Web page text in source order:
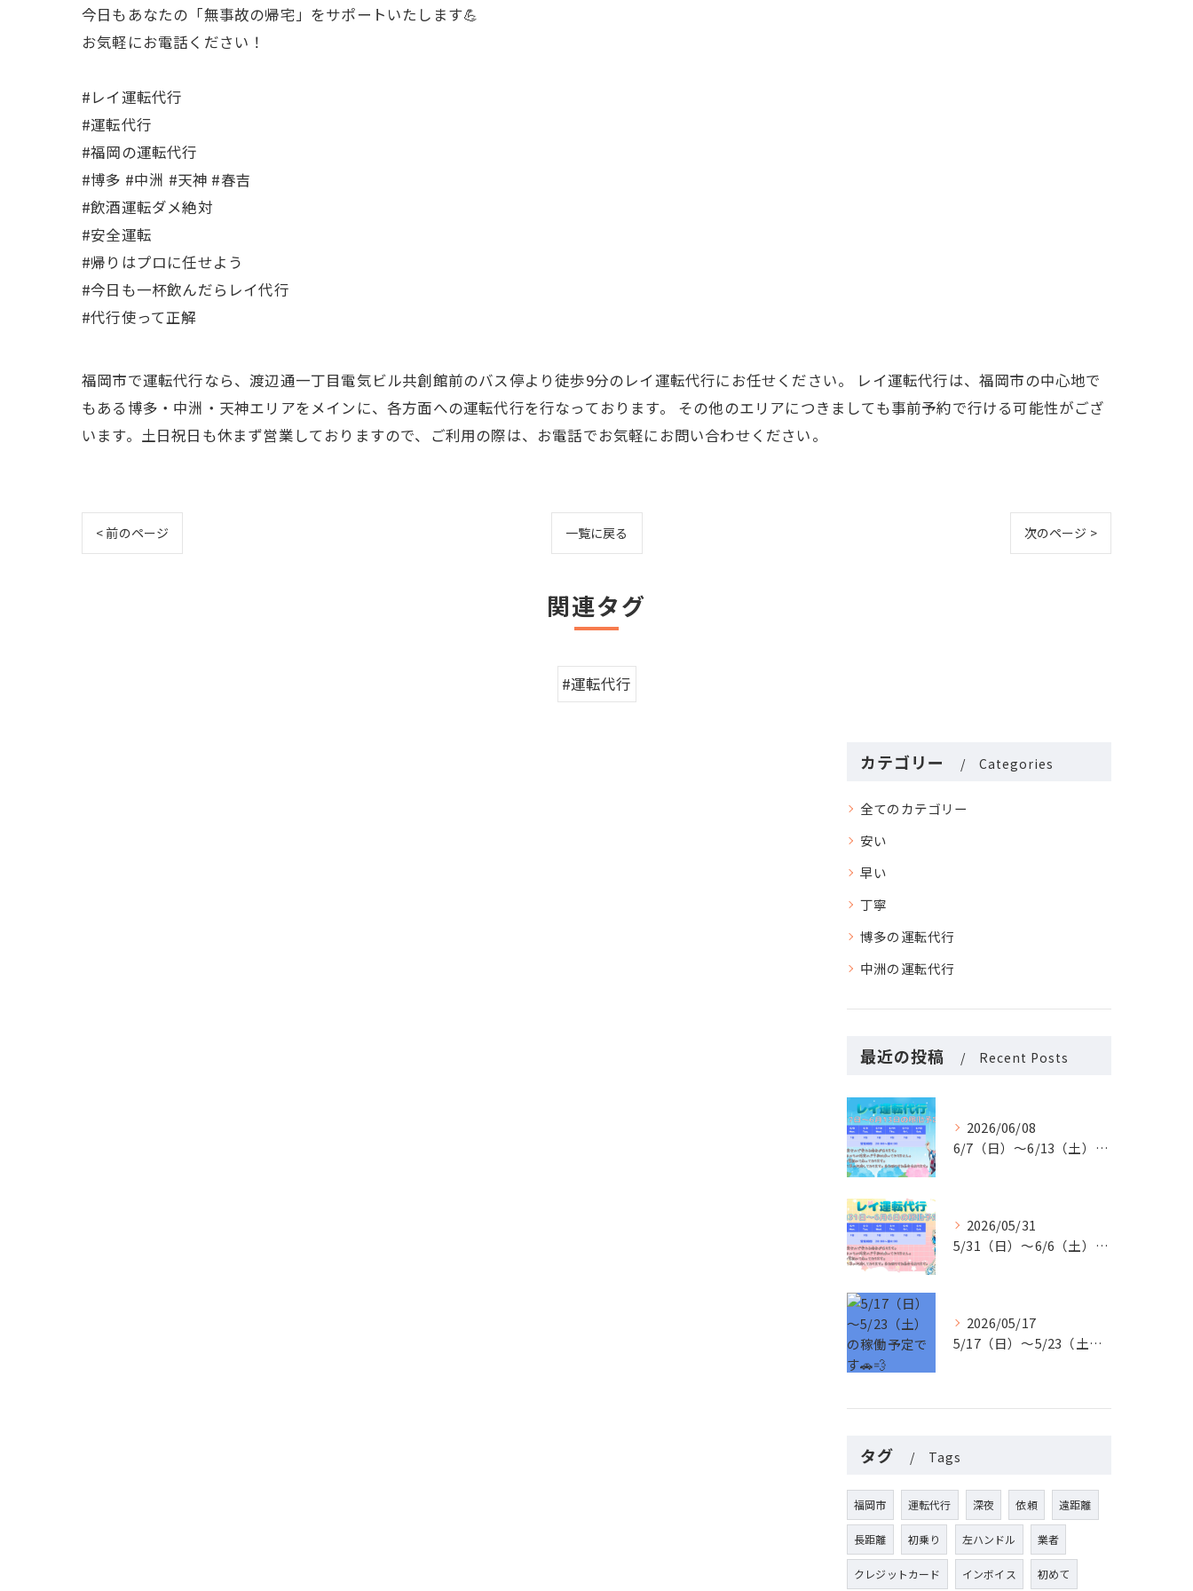
今日もあなたの「無事故の帰宅」をサポートいたします💪
お気軽にお電話ください！
#レイ運転代行
#運転代行
#福岡の運転代行
#博多 #中洲 #天神 #春吉
#飲酒運転ダメ絶対
#安全運転
#帰りはプロに任せよう
#今日も一杯飲んだらレイ代行
#代行使って正解
福岡市で運転代行なら、渡辺通一丁目電気ビル共創館前のバス停より徒歩9分のレイ運転代行にお任せください。 レイ運転代行は、福岡市の中心地で
もある博多・中洲・天神エリアをメインに、各方面への運転代行を行なっております。 その他のエリアにつきましても事前予約で行ける可能性がござ
います。土日祝日も休まず営業しておりますので、ご利用の際は、お電話でお気軽にお問い合わせください。
< 前のページ 一覧に戻る 次のページ >
関連タグ
#運転代行
カテゴリー Categories
全てのカテゴリー
安い
早い
丁寧
博多の運転代行
中洲の運転代行
最近の投稿 Recent Posts
2026/06/08
6/7（日）〜6/13（土）の稼働予定です🚗✨
2026/05/31
5/31（日）〜6/6（土）の稼働予定です🚗✨
2026/05/17
5/17（日）〜5/23（土）の稼働予定です🚗💨
タグ Tags
福岡市 運転代行 深夜 依頼 遠距離
長距離 初乗り 左ハンドル 業者
クレジットカード インボイス 初めて